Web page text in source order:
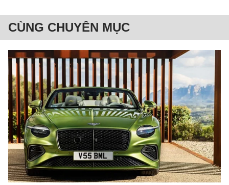
CÙNG CHUYÊN MỤC